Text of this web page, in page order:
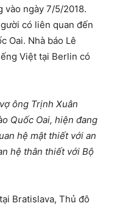
vào ngày 7/5/2018.
có liên quan đến
Oai. Nhà báo Lê
Việt tại Berlin có
ông Trịnh Xuân
Quốc Oai, hiện đang
hệ mật thiết với an
hệ thân thiết với Bộ
Bratislava, Thủ đô